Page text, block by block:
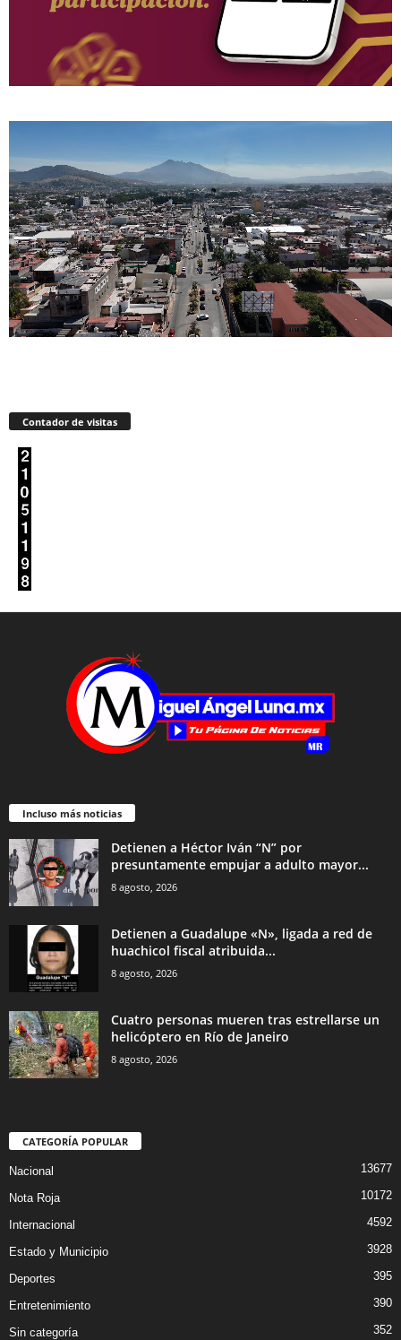
Contador de visitas
Incluso más noticias
Detienen a Héctor Iván “N” por
presuntamente empujar a adulto mayor...
8 agosto, 2026
Detienen a Guadalupe «N», ligada a red de
huachicol fiscal atribuida...
8 agosto, 2026
Cuatro personas mueren tras estrellarse un
helicóptero en Río de Janeiro
8 agosto, 2026
CATEGORÍA POPULAR
Nacional 13677
Nota Roja 10172
Internacional 4592
Estado y Municipio 3928
Deportes 395
Entretenimiento 390
Sin categoría 352